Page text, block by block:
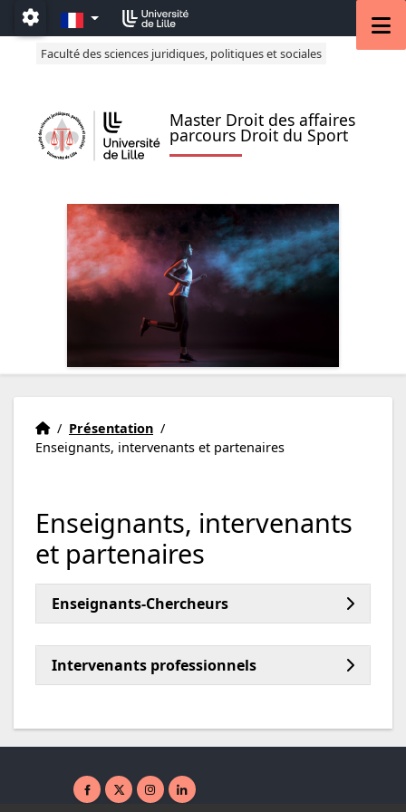
Accéder au menu principal
Accéder au contenu
Paramétrage
FR
Faculté des sciences juridiques, politiques et sociales
Master Droit des affaires
parcours Droit du Sport
Accueil
Accueil
/ Présentation /
Enseignants, intervenants et partenaires
Enseignants, intervenants
et partenaires
Enseignants-Chercheurs
Intervenants professionnels
Facebook ( nouvelle fenêtre)
X ( nouvelle fenêtre)
Instagram ( nouvelle fenêtre)
Linkedin ( nouvelle fenêtre)